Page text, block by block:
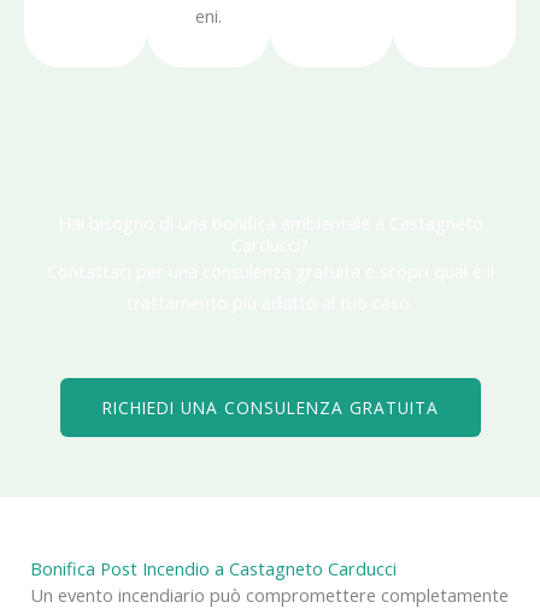
eni.
RICHIEDI UNA CONSULENZA GRATUITA
Bonifica Post Incendio a Castagneto Carducci
Un evento incendiario può compromettere completamente